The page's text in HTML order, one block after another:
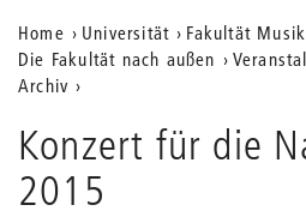
Suche
Aktuelle
Position
der
Webseite
Home Universität
Fakultät Musik
Die Fakultät nach außen
Archiv
Konzert für die
2015